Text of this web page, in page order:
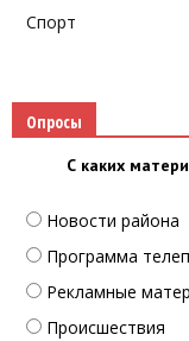
Спорт
Опросы
С каких
Новости района
Программа
Рекламные
Происшествия